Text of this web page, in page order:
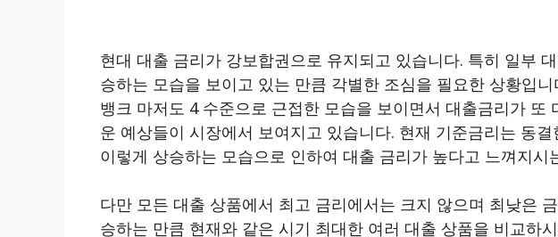
현대 대출 금리가 강보합권으로 유지되고 있습니다. 특히 일부
승하는 모습을 보이고 있는 만큼 각별한 조심을 필요한 상황입
뱅크 마저도 4 수준으로 근접한 모습을 보이면서 대출금리가 또
운 예상들이 시장에서 보여지고 있습니다. 현재 기준금리는 동
이렇게 상승하는 모습으로 인하여 대출 금리가 높다고 느껴지시
다만 모든 대출 상품에서 최고 금리에서는 크지 않으며 최낮은
승하는 만큼 현재와 같은 시기 최대한 여러 대출 상품을 비교하